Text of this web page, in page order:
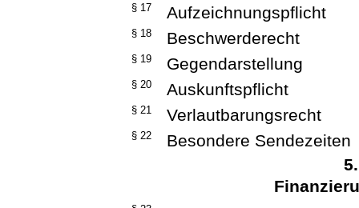
§ 17 Aufzeichnungspflicht
§ 18 Beschwerderecht
§ 19 Gegendarstellung
§ 20 Auskunftspflicht
§ 21 Verlautbarungsrecht
§ 22
Besondere Sendezeiten